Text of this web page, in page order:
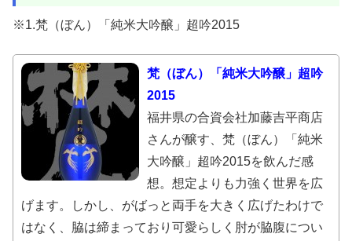
※1.梵（ぼん）「純米大吟醸」超吟2015
梵（ぼん）「純米大吟醸」超吟
2015
福井県の合資会社加藤吉平商店
さんが醸す、梵（ぼん）「純米
大吟醸」超吟2015を飲んだ感
想。想定よりも力強く世界を広
げます。しかし、がばっと両手を大きく広げたわけで
はなく、脇は締まっており可愛らしく肘が脇腹につい